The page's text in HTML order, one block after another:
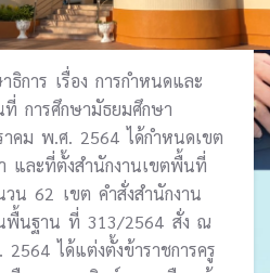
ธิการ เรื่อง การกำหนดและ
การศึกษามัธยมศึกษา
คม พ.ศ. 2564 ได้กำหนดเขต
และที่ตั้งสำนักงานเขตพื้นที่
น 62 เขต คำสั่งสำนักงาน
นพื้นฐาน ที่ 313/2564 สั่ง ณ
ได้แต่งตั้งข้าราชการครู